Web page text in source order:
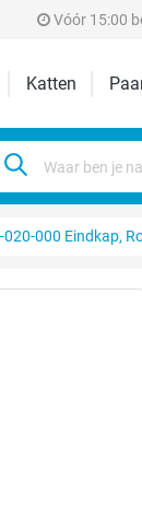
Vóór 15:00
Katten
000 Eindkap,